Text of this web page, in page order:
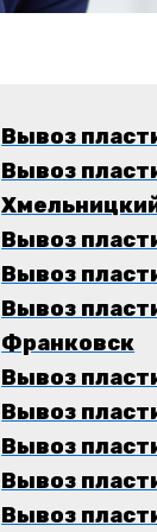
Вывоз
Вывоз
Вывоз
Вывоз
Вывоз
Франковск
Вывоз
Вывоз
Вывоз
Вывоз
Вывоз